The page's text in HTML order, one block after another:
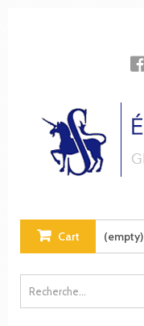
Cart (empty)